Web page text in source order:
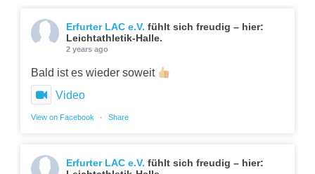
Erfurter LAC e.V. fühlt sich freudig – hier:
Leichtathletik-Halle.
2 years ago
Bald ist es wieder soweit
Video
View on Facebook · Share
Erfurter LAC e.V. fühlt sich freudig – hier: